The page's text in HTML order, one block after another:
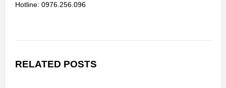
Hotline: 0976.256.096
RELATED POSTS